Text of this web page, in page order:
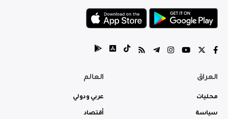
العراق
محليات
سياسة
العالم
عربي ودولي
أقتصاد